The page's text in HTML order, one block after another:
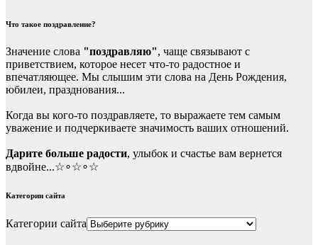
Что такое поздравление?
Значение слова "поздравляю", чаще связывают с
приветствием, которое несет что-то радостное и
впечатляющее. Мы слышим эти слова на День Рождения,
юбилеи, празднования...
Когда вы кого-то поздравляете, то выражаете тем самым
уважение и подчеркиваете значимость ваших отношений.
Дарите больше радости, улыбок и счастье вам вернется
вдвойне...☆∘☆∘☆
Категории сайта
Категории сайта